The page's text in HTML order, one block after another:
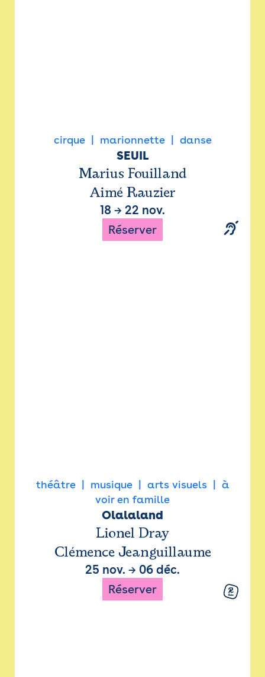
cirque marionnette danse
SEUIL
Marius Fouilland
Aimé Rauzier
18 → 22 nov.
Réserver
théâtre musique arts visuels
à
voir en famille
Olalaland
Lionel Dray
Clémence Jeanguillaume
25 nov. → 06 déc.
Réserver